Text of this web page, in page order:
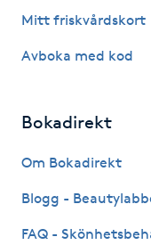
Manikyr & Pedikyr
Massage
Medial vägledning
Medicinsk massage
Mitt friskvårdskort
Avboka med kod
Bokadirekt
Om Bokadirekt
Blogg -
FAQ -